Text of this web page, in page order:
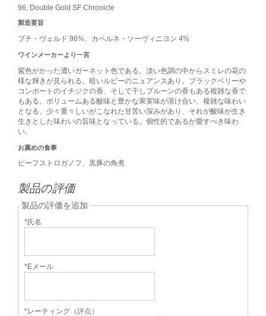
96, Double Gold SF Chronicle
製造要旨
プチ・ヴェルド 96%、カベルネ・ソーヴィニヨン 4%
ワインメーカーより一言
紫色がかった濃いガーネット色である。淡い色調の中からスミレの花の
様な輝きが見られる。暗いルビーのニュアンスあり。ブラックベリーや
コンポートのイチジクの香、そして干しプルーンの香もある複雑な香で
もある。ボリュームある酸味と豊かな果実味が溶け合い、複雑な味わい
となる。少々重々しいがこなれた甘苦い深みがあり、それが酸味が生き
生きとした味わいの旨味となっている。個性的であるが愛すべき味わ
い。
お薦めの食事
ビーフストロガノフ、黒豚の角煮
製品の評価
製品の評価を追加
*氏名
*Eメール
*レーティング（評点）